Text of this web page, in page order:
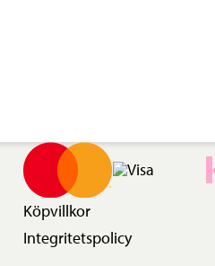
Köpvillkor
Integritetspolicy